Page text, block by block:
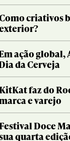
criativos
ação global,
da Cerveja
faz do
e varejo
Doce
quarta